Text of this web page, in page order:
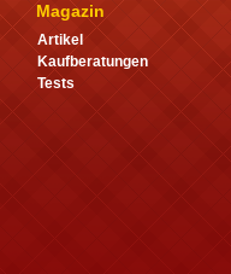
Magazin
Artikel
Kaufberatungen
Tests